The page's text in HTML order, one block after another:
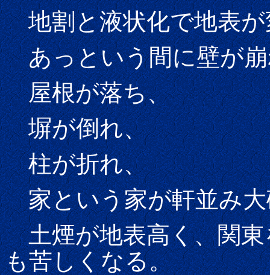
地割と液状化で地表が
あっという間に壁が崩
屋根が落ち、
塀が倒れ、
柱が折れ、
家という家が軒並み大
土煙が地表高く、関東
も苦しくなる。